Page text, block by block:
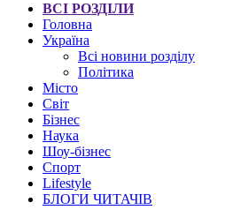
ВСІ РОЗДІЛИ
Головна
Україна
Всі новини розділу
Політика
Місто
Світ
Бізнес
Наука
Шоу-бізнес
Спорт
Lifestyle
БЛОГИ ЧИТАЧІВ